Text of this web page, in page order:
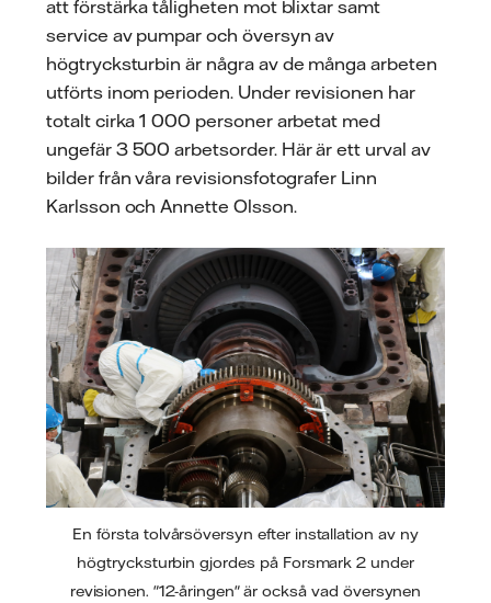
att förstärka tåligheten mot blixtar samt
service av pumpar och översyn av
högtrycksturbin är några av de många arbeten
utförts inom perioden. Under revisionen har
totalt cirka 1 000 personer arbetat med
ungefär 3 500 arbetsorder. Här är ett urval av
bilder från våra revisionsfotografer Linn
Karlsson och Annette Olsson.
En första tolvårsöversyn efter installation av ny
högtrycksturbin gjordes på Forsmark 2 under
revisionen. "12-åringen" är också vad översynen